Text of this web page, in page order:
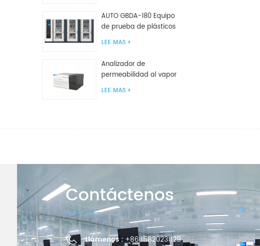
AUTO GBDA-180 Equipo
de prueba de plásticos
para degradación de
LEE MAS
Analizador de
permeabilidad al vapor
de agua W812 (método
LEE MAS
Contáctenos
Llámenos : +86 15820231129